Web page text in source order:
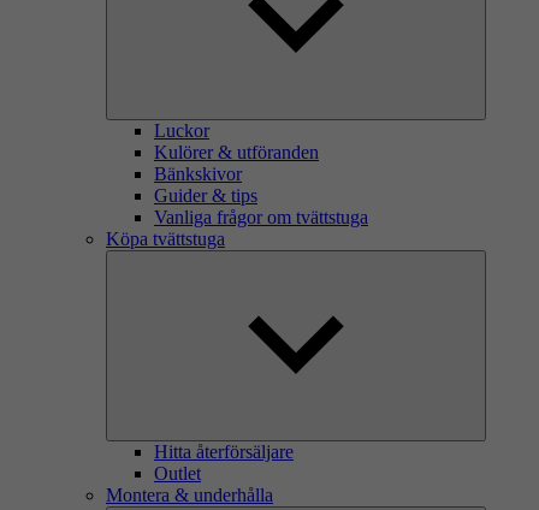
Luckor
Kulörer & utföranden
Bänkskivor
Guider & tips
Vanliga frågor om tvättstuga
Köpa tvättstuga
Hitta återförsäljare
Outlet
Montera & underhålla